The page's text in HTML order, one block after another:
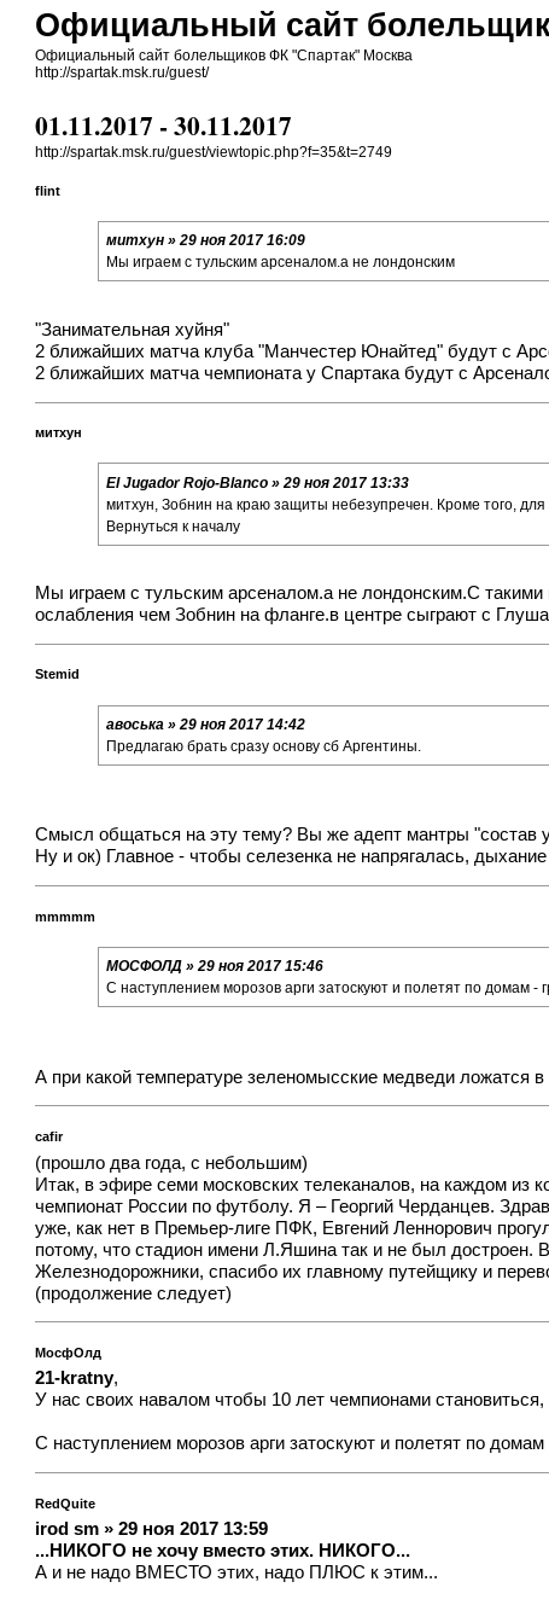
Официальный сайт
Официальный сайт болельщиков ФК "Спартак" Москва
http://spartak.msk.ru/guest/
01.11.2017 - 30.11.2017
http://spartak.msk.ru/guest/viewtopic.php?f=35&t=2749
flint
митхун » 29 ноя 2017 16:09
Мы играем с тульским арсеналом.а не лондонским
"Занимательная хуйня"
2 ближайших матча клуба "Манчестер Юнайтед" будут с
2 ближайших матча чемпионата у Спартака будут с
митхун
El Jugador Rojo-Blanco » 29 ноя 2017 13:33
митхун, Зобнин на краю защиты небезупречен. Кроме того,
Вернуться к началу
Мы играем с тульским арсеналом.а не лондонским.С
ослабления чем Зобнин на фланге.в центре сыграют с
Stemid
авоська » 29 ноя 2017 14:42
Предлагаю брать сразу основу сб Аргентины.
Смысл общаться на эту тему? Вы же адепт мантры "состав
Ну и ок) Главное - чтобы селезенка не напрягалась,
mmmmm
МОСФОЛД » 29 ноя 2017 15:46
С наступлением морозов арги затоскуют и полетят по домам -
А при какой температуре зеленомысские медведи ложатся в
cafir
(прошло два года, с небольшим)
Итак, в эфире семи московских телеканалов, на каждом из
чемпионат России по футболу. Я – Георгий Черданцев.
уже, как нет в Премьер-лиге ПФК, Евгений Леннорович
потому, что стадион имени Л.Яшина так и не был достроен.
Железнодорожники, спасибо их главному путейщику и
(продолжение следует)
МосфОлд
21-kratny,
У нас своих навалом чтобы 10 лет чемпионами
С наступлением морозов арги затоскуют и полетят по домам
RedQuite
irod sm » 29 ноя 2017 13:59
...НИКОГО не хочу вместо этих. НИКОГО...
А и не надо ВМЕСТО этих, надо ПЛЮС к этим...